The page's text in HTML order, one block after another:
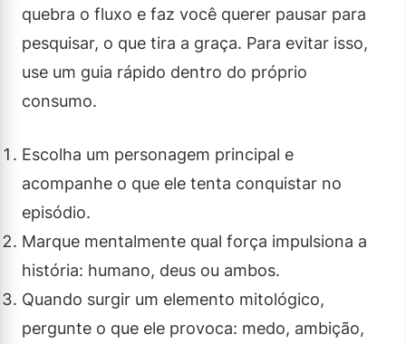
quebra o fluxo e faz você querer pausar para
pesquisar, o que tira a graça. Para evitar isso,
use um guia rápido dentro do próprio
consumo.
Escolha um personagem principal e
acompanhe o que ele tenta conquistar no
episódio.
Marque mentalmente qual força impulsiona a
história: humano, deus ou ambos.
Quando surgir um elemento mitológico,
pergunte o que ele provoca: medo, ambição,